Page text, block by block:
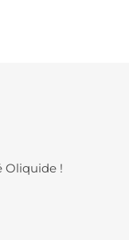
Oliquide !